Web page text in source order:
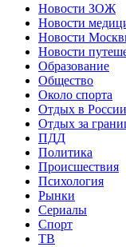
Новости ЗОЖ
Новости
Новости
Новости
Образование
Общество
Около спорта
Отдых в России
Отдых за
ПДД
Политика
Происшествия
Психология
Рынки
Сериалы
Спорт
ТВ